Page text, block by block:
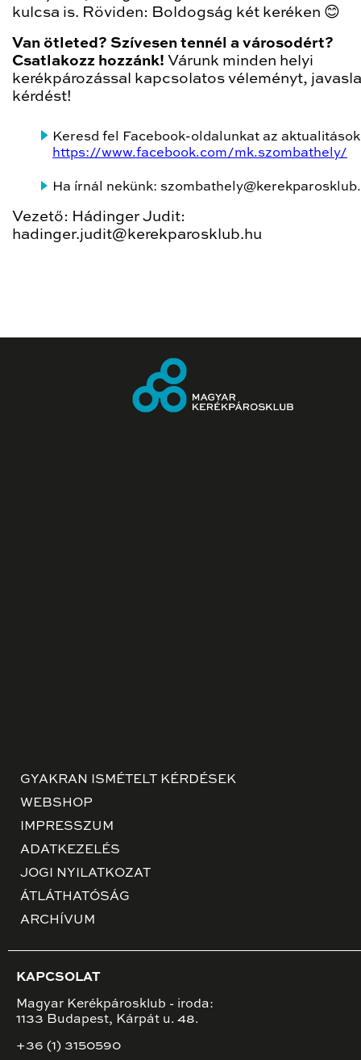
kulcsa is. Röviden: Boldogság két keréken 😊
Van ötleted? Szívesen tennél a városodért?
Csatlakozz hozzánk! Várunk minden helyi
kerékpározással kapcsolatos véleményt,
kérdést!
Keresd fel Facebook-oldalunkat az
https://www.facebook.com/mk.szombathely/
Ha írnál nekünk:
Vezető: Hádinger Judit:
hadinger.judit@kerekparosklub.hu
GYAKRAN ISMÉTELT KÉRDÉSEK
WEBSHOP
IMPRESSZUM
ADATKEZELÉS
JOGI NYILATKOZAT
ÁTLÁTHATÓSÁG
ARCHÍVUM
KAPCSOLAT
Magyar Kerékpárosklub - iroda:
1133 Budapest, Kárpát u. 48.
+36 (1) 3150590